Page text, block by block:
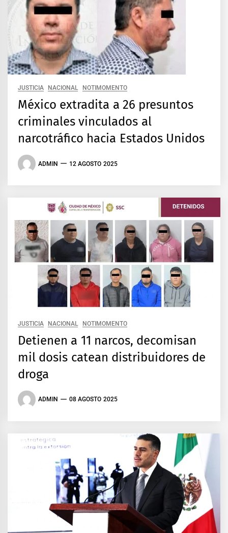
JUSTICIA NACIONAL NOTIMOMENTO
México extradita a 26 presuntos
criminales vinculados al
narcotráfico hacia Estados Unidos
ADMIN 12 AGOSTO 2025
JUSTICIA NACIONAL NOTIMOMENTO
Detienen a 11 narcos, decomisan
mil dosis catean distribuidores de
droga
ADMIN 08 AGOSTO 2025